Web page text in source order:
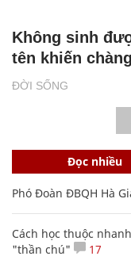
ĐỜI SỐNG
Không sinh
tên khiến
Đọc nhiều
Phó Đoàn ĐBQH Hà
Cách học thuộc
"thần chú"
17